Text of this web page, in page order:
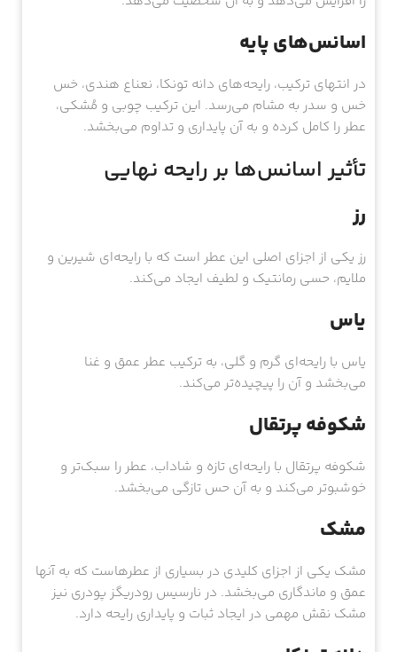
اسانس‌های پایه
در انتهای ترکیب، رایحه‌های دانه تونکا، نعناع هندی، خس
خس و سدر به مشام می‌رسد. این ترکیب چوبی و مُشکی،
عطر را کامل کرده و به آن پایداری و تداوم می‌بخشد.
تأثیر اسانس‌ها بر رایحه نهایی
رز
رز یکی از اجزای اصلی این عطر است که با رایحه‌ای شیرین و
ملایم، حسی رمانتیک و لطیف ایجاد می‌کند.
یاس
یاس با رایحه‌ای گرم و گلی، به ترکیب عطر عمق و غنا
می‌بخشد و آن را پیچیده‌تر می‌کند.
شکوفه پرتقال
شکوفه پرتقال با رایحه‌ای تازه و شاداب، عطر را سبک‌تر و
خوشبوتر می‌کند و به آن حس تازگی می‌بخشد.
مشک
مشک یکی از اجزای کلیدی در بسیاری از عطرهاست که به آنها
عمق و ماندگاری می‌بخشد. در نارسیس رودریگز پودری نیز
مشک نقش مهمی در ایجاد ثبات و پایداری رایحه دارد.